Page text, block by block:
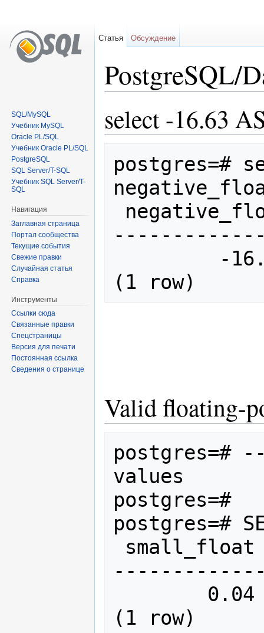
PostgreSQL/
select -16.63
postgres=#
(1 row)
Valid floating-
postgres=#
values
postgres=#
postgres=#
(1 row)
Статья Обсуждение
SQL/MySQL
Учебник MySQL
Oracle PL/SQL
Учебник Oracle PL/SQL
PostgreSQL
SQL Server/T-SQL
Учебник SQL Server/T-
SQL
Навигация
Заглавная страница
Портал сообщества
Текущие события
Свежие правки
Случайная статья
Справка
Инструменты
Ссылки сюда
Связанные правки
Спецстраницы
Версия для печати
Постоянная ссылка
Сведения о странице